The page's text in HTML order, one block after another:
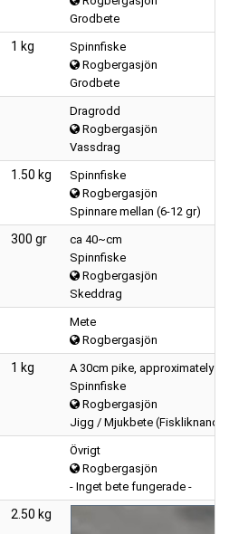
Grodbete
1 kg
Spinnfiske
Rogbergasjön
Grodbete
Dragrodd
Rogbergasjön
Vassdrag
1.50 kg
Spinnfiske
Rogbergasjön
Spinnare mellan (6-12 gr)
300 gr
ca 40~cm
Spinnfiske
Rogbergasjön
Skeddrag
Mete
Rogbergasjön
1 kg
A 30cm pike, approximately
Spinnfiske
Rogbergasjön
Jigg / Mjukbete (Fiskliknande)
Övrigt
Rogbergasjön
- Inget bete fungerade -
2.50 kg